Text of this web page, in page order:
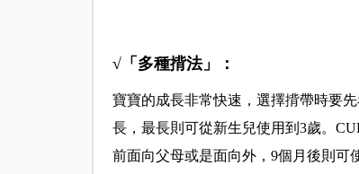
√「多種揹法」：
寶寶的成長非常快速，選擇揹帶時要
長，最長則可從新生兒使用到3歲。
前面向父母或是面向外，9個月後則可